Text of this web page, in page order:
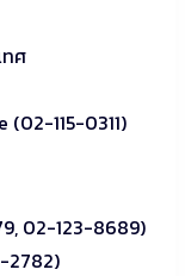
ทศ
115-0311)
02-123-8689)
2782)